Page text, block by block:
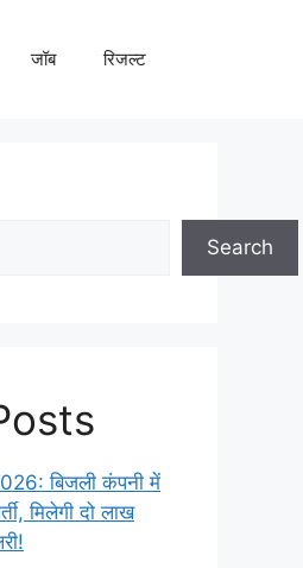
जॉब रिजल्ट
Search
बिजली कंपनी में
मिलेगी दो लाख